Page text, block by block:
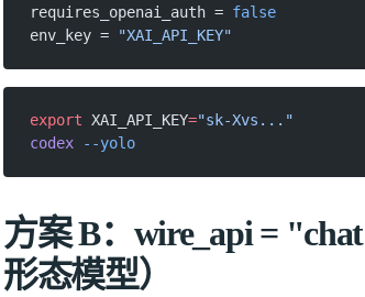
requires_openai_auth = false
env_key = "XAI_API_KEY"
export XAI_API_KEY="sk-Xvs..."
codex --yolo
方案 B：wire_api =
形态模型）